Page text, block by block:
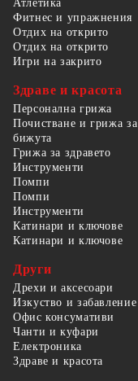
Атлетика
Фитнес и упражнения
Отдих на открито
Отдих на открито
Игри на закрито
Здраве и красота
Персонална грижа
Почистване и грижа за
бижута
Грижа за здравето
Инструменти
Помпи
Помпи
Инструменти
Катинари и ключове
Катинари и ключове
Други
Дрехи и аксесоари
Изкуство и забавление
Офис консумативи
Чанти и куфари
Електроника
Здраве и красота